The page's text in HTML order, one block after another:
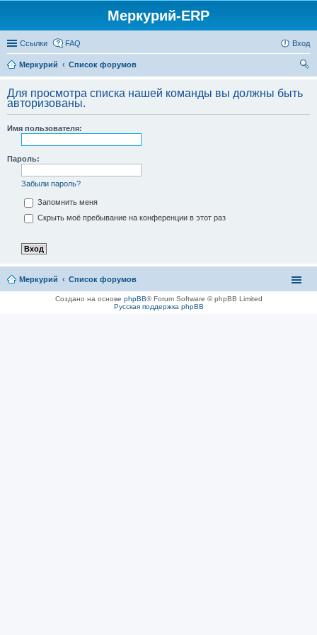
Меркурий-ERP
Ссылки FAQ Вход
Меркурий
Список форумов
ск
Для просмотра списка нашей команды вы должны быть
авторизованы.
Имя пользователя:
Пароль:
Забыли пароль?
Запомнить меня
Скрыть моё пребывание на конференции в этот раз
Меркурий Список форумов
Создано на основе phpBB® Forum Software © phpBB Limited
Русская поддержка phpBB